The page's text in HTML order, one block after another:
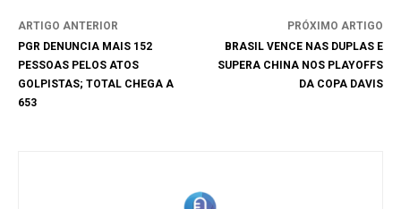
ARTIGO ANTERIOR
PGR DENUNCIA MAIS 152
PESSOAS PELOS ATOS
GOLPISTAS; TOTAL CHEGA A
653
PRÓXIMO ARTIGO
BRASIL VENCE NAS DUPLAS E
SUPERA CHINA NOS PLAYOFFS
DA COPA DAVIS